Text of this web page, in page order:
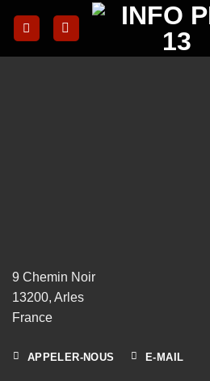
9 Chemin Noir
13200, Arles
France
APPELER-NOUS E-MAIL